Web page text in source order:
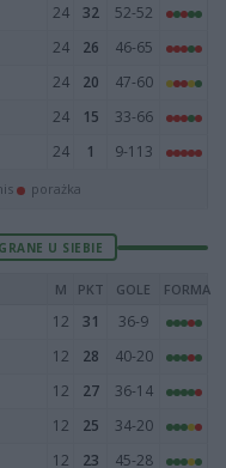
24 32
52-52
24 26
46-65
24 20
47-60
24 15
33-66
24 1 9-113
porażka
U SIEBIE
M PKT GOLE FORMA
12 31
36-9
12 28
40-20
12 27
36-14
12 25
34-20
12 23 45-28